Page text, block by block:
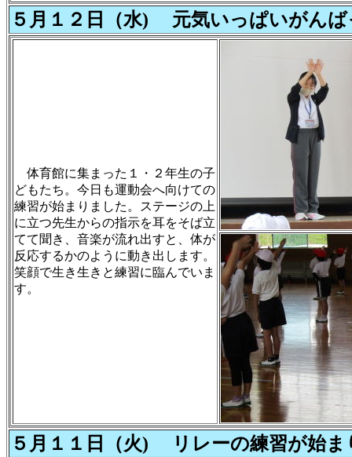
５月１２日（水) 元気いっぱいがんば
体育館に集まった１・２年生の子
どもたち。今日も運動会へ向けての
練習が始まりました。ステージの上
に立つ先生からの指示を耳をそば立
てて聞き、音楽が流れ出すと、体が
反応するかのように動き出します。
笑顔で生き生きと練習に臨んでいま
す。
５月１１日（火) リレーの練習が始ま